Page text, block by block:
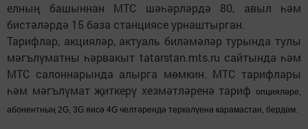
елның башыннан МТС шәһәрләрдә 80, авыл һәм
бистәләрдә 15 база станциясе урнаштырган.
Тарифлар, акцияләр, актуаль биләмәләр турында тулы
мәгълүматны һәрвакыт tatarstan.mts.ru сайтында һәм
МТС салоннарында алырга мөмкин. МТС тарифлары
һәм мәгълүмат җиткерү хезмәтләренә тариф опцияләре,
абонентның 2G, 3G яисә 4G челтәрендә теркәлүенә карамастан, бердәм.